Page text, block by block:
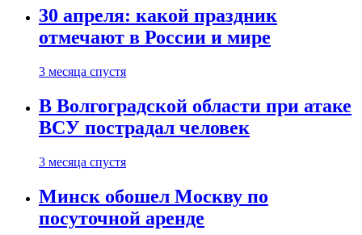
30 апреля: какой праздник
отмечают в России и мире
3 месяца спустя
В Волгоградской области при атаке
ВСУ пострадал человек
3 месяца спустя
Минск обошел Москву по
посуточной аренде